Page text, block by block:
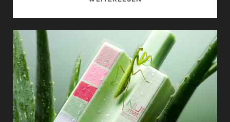
NEW
NOTES
–
ALLES
AUF
GELB